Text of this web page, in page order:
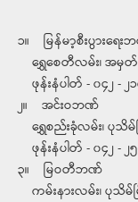
၁။ မြန်မာ့စီးပွားရေ
ရွှေစေတီလမ်း၊ အမှ
ဖုန်းနံပါတ် - ၀၄၂ - ၂
၂။ အင်းဝဘဏ်
ရွှေစည်းခုံလမ်း၊ ပုသိ
ဖုန်းနံပါတ် - ၀၄၂ - ၂
၃။ မြဝတီဘဏ်
ကမ်းနားလမ်း၊ ပုသိမ်